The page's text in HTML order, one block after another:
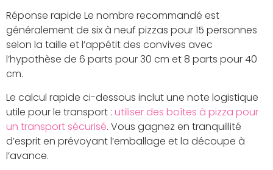
Réponse rapide Le nombre recommandé est
généralement de six à neuf pizzas pour 15 personnes
selon la taille et l’appétit des convives avec
l’hypothèse de 6 parts pour 30 cm et 8 parts pour 40
cm.
Le calcul rapide ci-dessous inclut une note logistique
utile pour le transport : utiliser des boîtes à pizza pour
un transport sécurisé. Vous gagnez en tranquillité
d’esprit en prévoyant l’emballage et la découpe à
l’avance.